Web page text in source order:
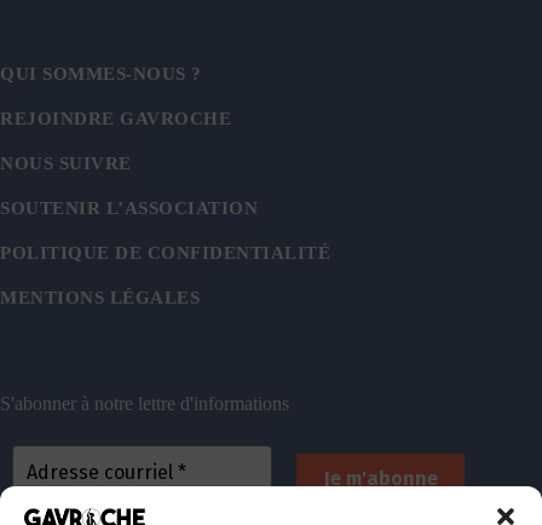
QUI SOMMES-NOUS ?
REJOINDRE GAVROCHE
NOUS SUIVRE
SOUTENIR L’ASSOCIATION
POLITIQUE DE CONFIDENTIALITÉ
MENTIONS LÉGALES
S'abonner à notre lettre d'informations